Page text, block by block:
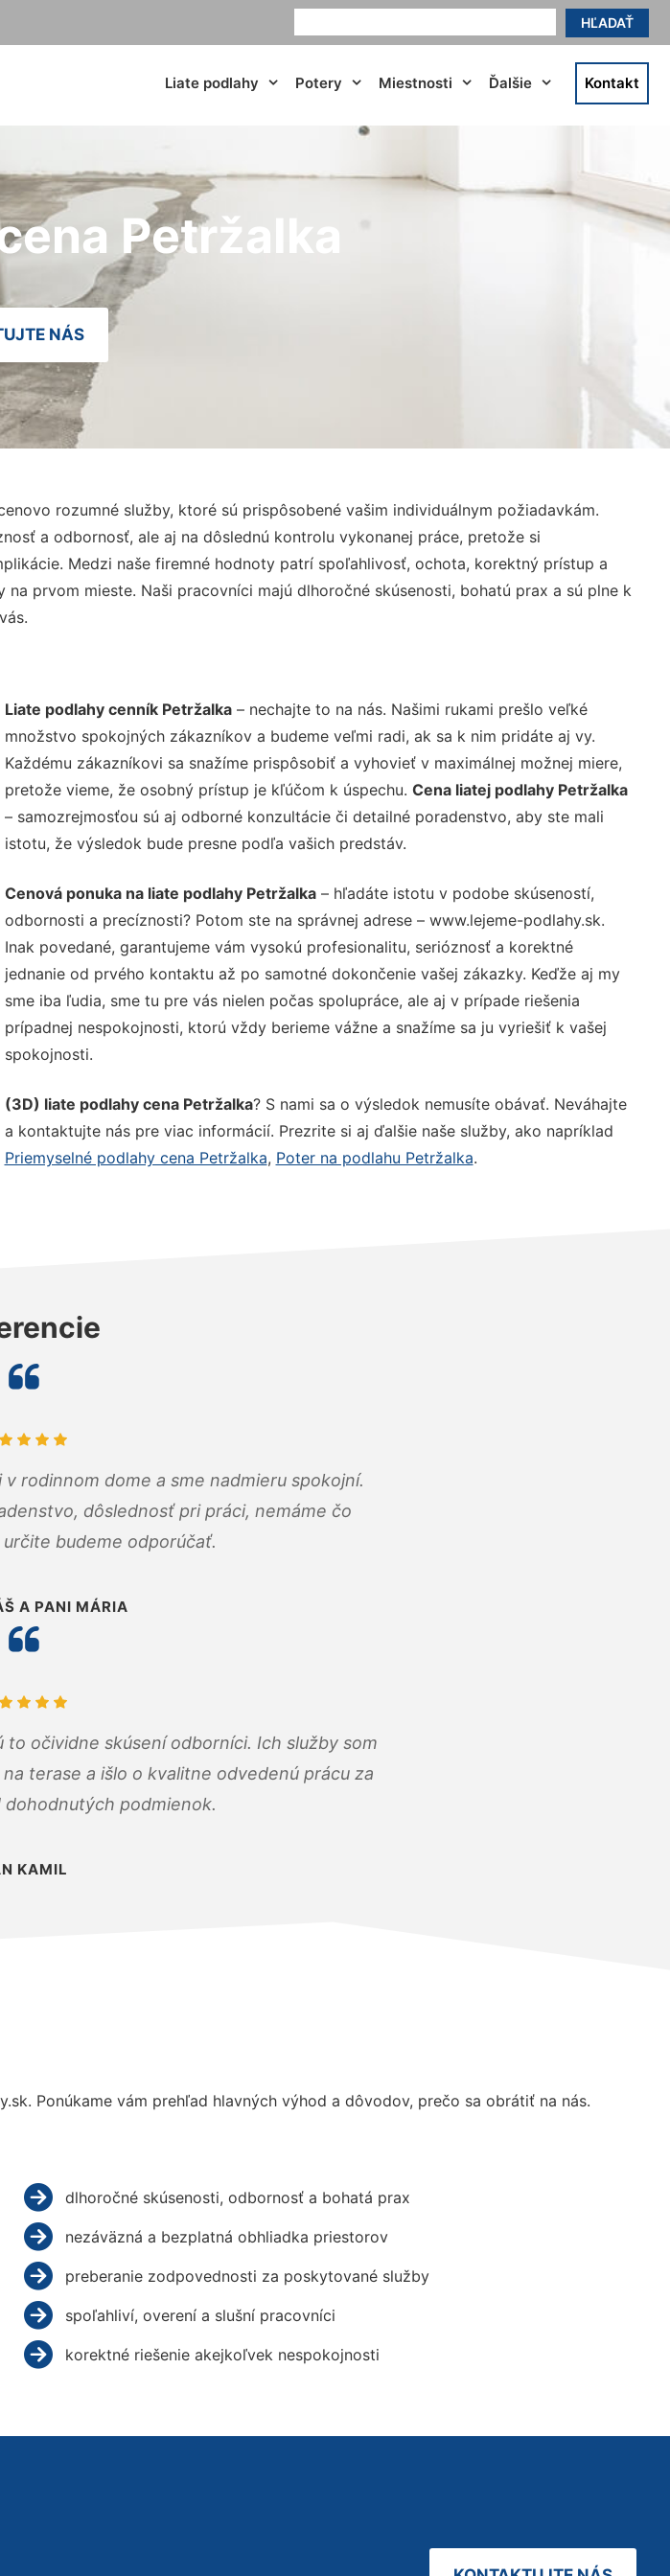
HĽADAŤ
Liate podlahy Potery Miestnosti Ďalšie Kontakt
Petržalka
NÁS
rozumné služby, ktoré sú prispôsobené vašim individuálnym požiadavkám.
a odbornosť, ale aj na dôslednú kontrolu vykonanej práce, pretože si
Medzi naše firemné hodnoty patrí spoľahlivosť, ochota, korektný prístup a
prvom mieste. Naši pracovníci majú dlhoročné skúsenosti, bohatú prax a sú plne k
Liate podlahy cenník Petržalka– nechajte to na nás. Našimi rukami prešlo veľké
množstvo spokojných zákazníkov a budeme veľmi radi, ak sa k nim pridáte aj vy.
Každému zákazníkovi sa snažíme prispôsobiť a vyhovieť v maximálnej možnej miere,
pretože vieme, že osobný prístup je kľúčom k úspechu. Cena liatej podlahy Petržalka
– samozrejmosťou sú aj odborné konzultácie či detailné poradenstvo, aby ste mali
istotu, že výsledok bude presne podľa vašich predstáv.
Cenová ponuka na liate podlahy Petržalka– hľadáte istotu v podobe skúseností,
odbornosti a precíznosti? Potom ste na správnej adrese – www.lejeme-podlahy.sk.
Inak povedané, garantujeme vám vysokú profesionalitu, serióznosť a korektné
jednanie od prvého kontaktu až po samotné dokončenie vašej zákazky. Keďže aj my
sme iba ľudia, sme tu pre vás nielen počas spolupráce, ale aj v prípade riešenia
prípadnej nespokojnosti, ktorú vždy berieme vážne a snažíme sa ju vyriešiť k vašej
spokojnosti.
(3D) liate podlahy cena Petržalka? S nami sa o výsledok nemusíte obávať. Neváhajte
a kontaktujte nás pre viac informácií. Prezrite si aj ďalšie naše služby, ako napríklad
Priemyselné podlahy cena Petržalka, Poter na podlahu Petržalka.
rodinnom dome a sme nadmieru spokojní.
dôslednosť pri práci, nemáme čo
budeme odporúčať.
A PANI MÁRIA
očividne skúsení odborníci. Ich služby som
terase a išlo o kvalitne odvedenú prácu za
podmienok.
KAMIL
Ponúkame vám prehľad hlavných výhod a dôvodov, prečo sa obrátiť na nás.
dlhoročné skúsenosti, odbornosť a bohatá prax
nezáväzná a bezplatná obhliadka priestorov
preberanie zodpovednosti za poskytované služby
spoľahliví, overení a slušní pracovníci
korektné riešenie akejkoľvek nespokojnosti